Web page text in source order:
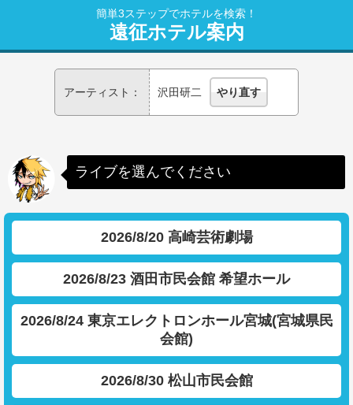
簡単3ステップでホテルを検索！
遠征ホテル案内
アーティスト： 沢田研二 やり直す
ライブを選んでください
2026/8/20 高崎芸術劇場
2026/8/23 酒田市民会館 希望ホール
2026/8/24 東京エレクトロンホール宮城(宮城県民
会館)
2026/8/30 松山市民会館